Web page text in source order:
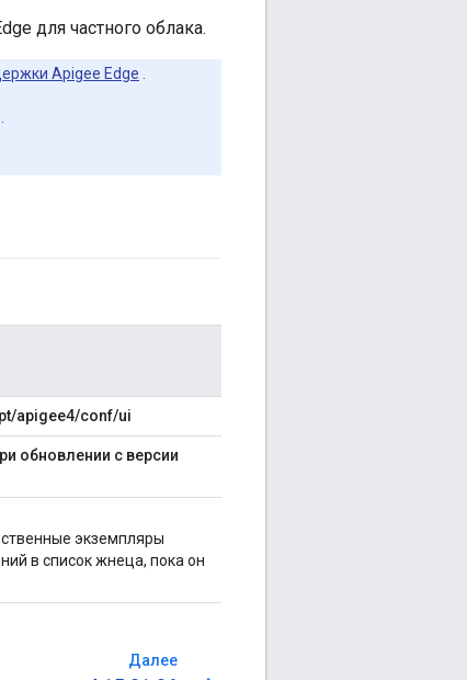
для частного облака.
Apigee Edge
apigee4/conf/ui
обновлении с версии
экземпляры
в список жнеца, пока он
Далее